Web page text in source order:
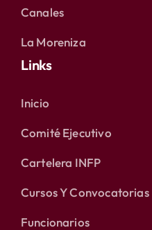
Canales
La Moreniza
Links
Inicio
Comité Ejecutivo
Cartelera INFP
Cursos Y Convocatorias
Funcionarios